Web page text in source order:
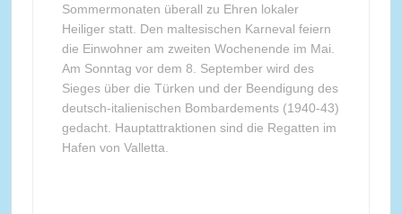
Sommermonaten überall zu Ehren lokaler
Heiliger statt. Den maltesischen Karneval feiern
die Einwohner am zweiten Wochenende im Mai.
Am Sonntag vor dem 8. September wird des
Sieges über die Türken und der Beendigung des
deutsch-italienischen Bombardements (1940-43)
gedacht. Hauptattraktionen sind die Regatten im
Hafen von Valletta.